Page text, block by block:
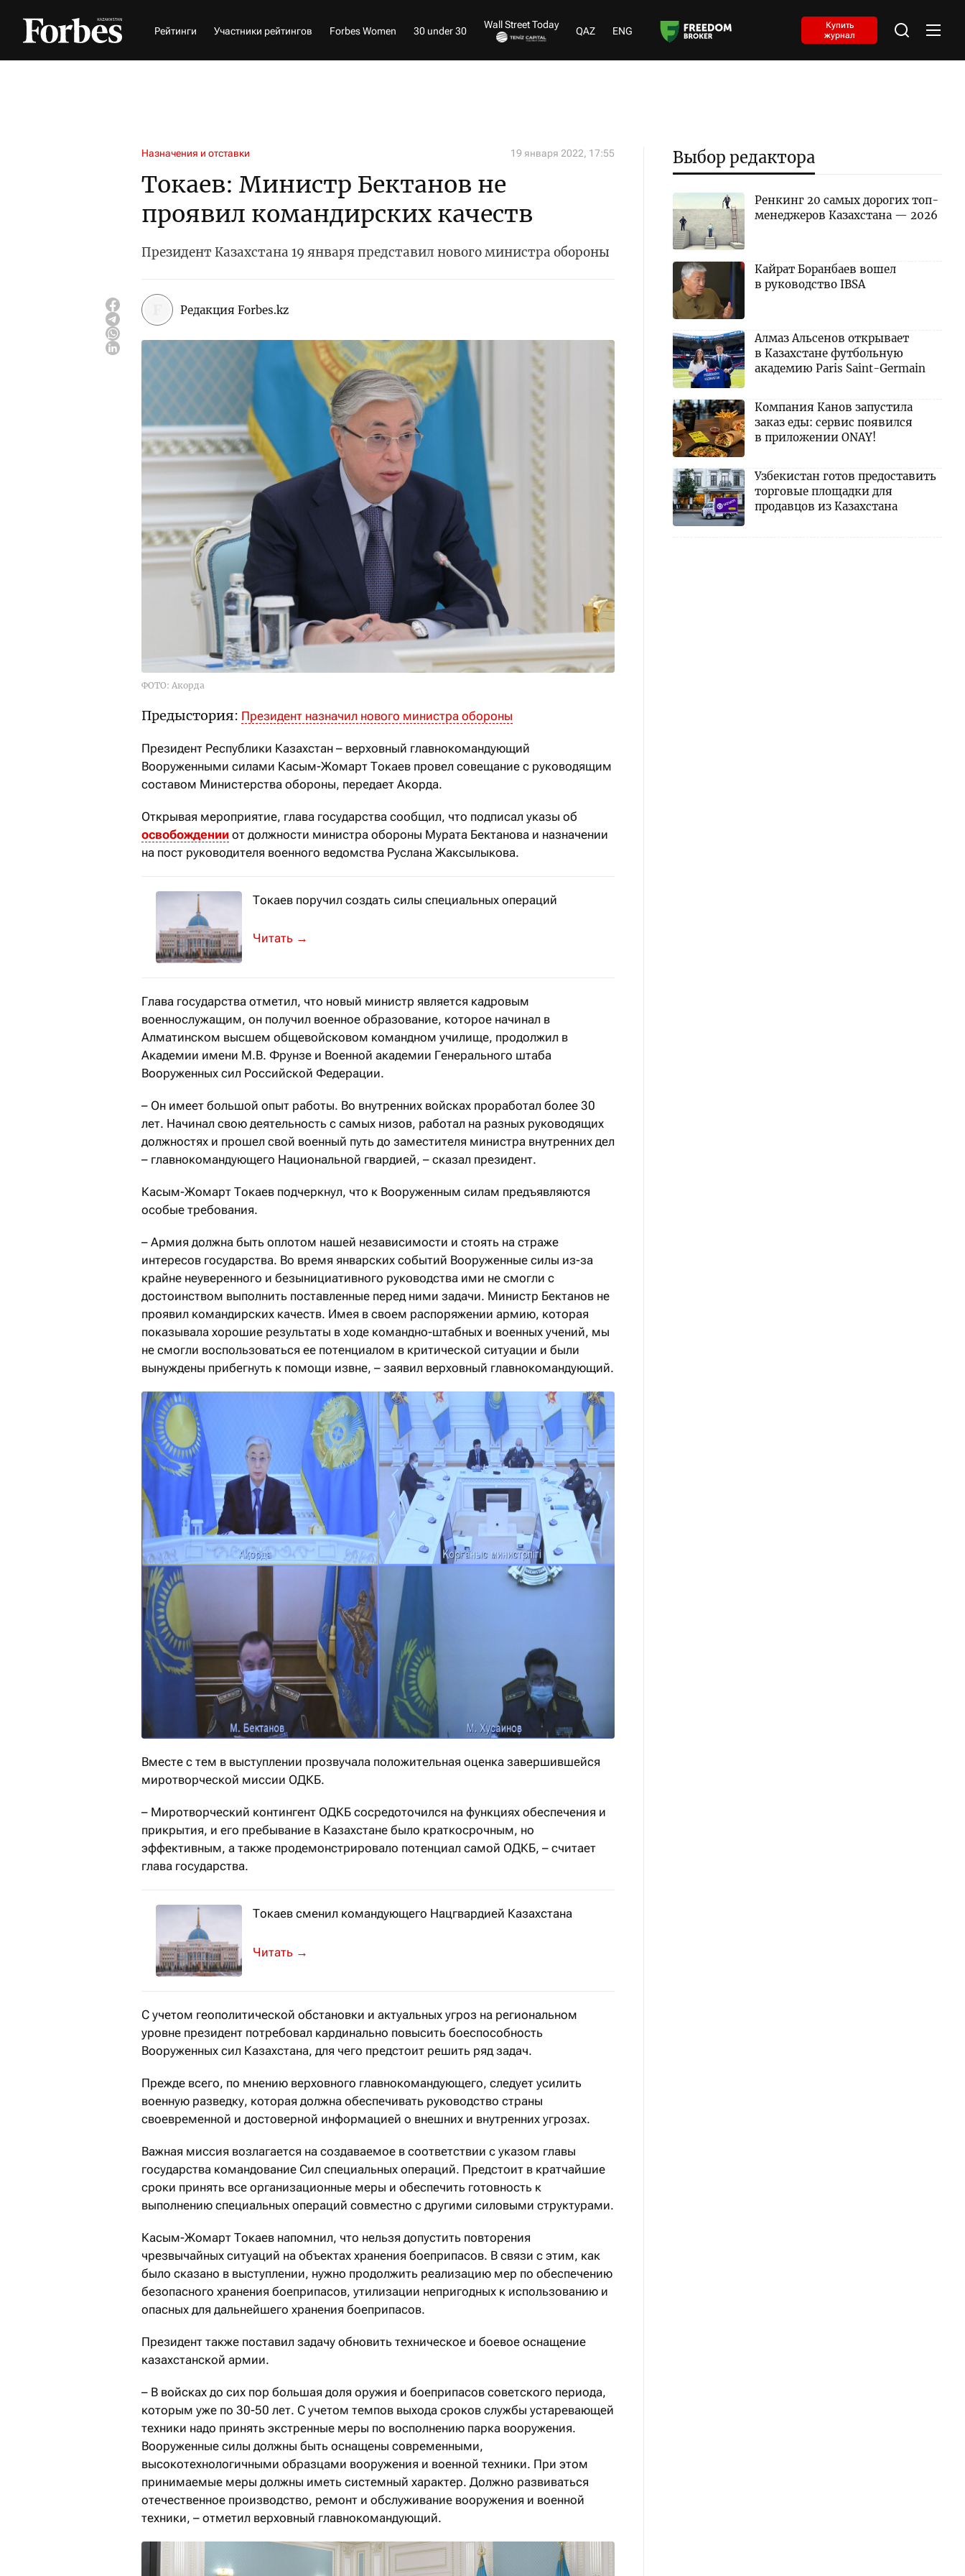
Рейтинги Участники рейтингов Forbes Women 30 under 30
Wall Street Today
QAZ ENG
Купить
журнал
Назначения и отставки 19 января 2022, 17:55
Токаев: Министр Бектанов не
проявил командирских качеств
Президент Казахстана 19 января представил нового министра обороны
Редакция Forbes.kz
ФОТО: Акорда
Предыстория: Президент назначил нового министра обороны
Президент Республики Казахстан – верховный главнокомандующий
Вооруженными силами Касым-Жомарт Токаев провел совещание с руководящим
составом Министерства обороны, передает Акорда.
Открывая мероприятие, глава государства сообщил, что подписал указы об
освобождении от должности министра обороны Мурата Бектанова и назначении
на пост руководителя военного ведомства Руслана Жаксылыкова.
Токаев поручил создать силы специальных операций
Президент Казахстана провел совещание с руководством силовых структур
→
Глава государства отметил, что новый министр является кадровым
военнослужащим, он получил военное образование, которое начинал в
Алматинском высшем общевойсковом командном училище, продолжил в
Академии имени М.В. Фрунзе и Военной академии Генерального штаба
Вооруженных сил Российской Федерации.
– Он имеет большой опыт работы. Во внутренних войсках проработал более 30
лет. Начинал свою деятельность с самых низов, работал на разных руководящих
должностях и прошел свой военный путь до заместителя министра внутренних дел
– главнокомандующего Национальной гвардией, – сказал президент.
Касым-Жомарт Токаев подчеркнул, что к Вооруженным силам предъявляются
особые требования.
– Армия должна быть оплотом нашей независимости и стоять на страже
интересов государства. Во время январских событий Вооруженные силы из-за
крайне неуверенного и безынициативного руководства ими не смогли с
достоинством выполнить поставленные перед ними задачи. Министр Бектанов не
проявил командирских качеств. Имея в своем распоряжении армию, которая
показывала хорошие результаты в ходе командно-штабных и военных учений, мы
не смогли воспользоваться ее потенциалом в критической ситуации и были
вынуждены прибегнуть к помощи извне, – заявил верховный главнокомандующий.
Вместе с тем в выступлении прозвучала положительная оценка завершившейся
миротворческой миссии ОДКБ.
– Миротворческий контингент ОДКБ сосредоточился на функциях обеспечения и
прикрытия, и его пребывание в Казахстане было краткосрочным, но
эффективным, а также продемонстрировало потенциал самой ОДКБ, – считает
глава государства.
Токаев сменил командующего Нацгвардией Казахстана
Об этом стало известно в среду, 19 января
→
С учетом геополитической обстановки и актуальных угроз на региональном
уровне президент потребовал кардинально повысить боеспособность
Вооруженных сил Казахстана, для чего предстоит решить ряд задач.
Прежде всего, по мнению верховного главнокомандующего, следует усилить
военную разведку, которая должна обеспечивать руководство страны
своевременной и достоверной информацией о внешних и внутренних угрозах.
Важная миссия возлагается на создаваемое в соответствии с указом главы
государства командование Сил специальных операций. Предстоит в кратчайшие
сроки принять все организационные меры и обеспечить готовность к
выполнению специальных операций совместно с другими силовыми структурами.
Касым-Жомарт Токаев напомнил, что нельзя допустить повторения
чрезвычайных ситуаций на объектах хранения боеприпасов. В связи с этим, как
было сказано в выступлении, нужно продолжить реализацию мер по обеспечению
безопасного хранения боеприпасов, утилизации непригодных к использованию и
опасных для дальнейшего хранения боеприпасов.
Президент также поставил задачу обновить техническое и боевое оснащение
казахстанской армии.
– В войсках до сих пор большая доля оружия и боеприпасов советского периода,
которым уже по 30-50 лет. С учетом темпов выхода сроков службы устаревающей
техники надо принять экстренные меры по восполнению парка вооружения.
Вооруженные силы должны быть оснащены современными,
высокотехнологичными образцами вооружения и военной техники. При этом
принимаемые меры должны иметь системный характер. Должно развиваться
отечественное производство, ремонт и обслуживание вооружения и военной
техники, – отметил верховный главнокомандующий.
Выбор редактора
Ренкинг 20 самых дорогих топ-
менеджеров Казахстана — 2026
Кайрат Боранбаев вошел
в руководство IBSA
Алмаз Альсенов открывает
в Казахстане футбольную
академию Paris Saint-Germain
Компания Канов запустила
заказ еды: сервис появился
в приложении ONAY!
Узбекистан готов предоставить
торговые площадки для
продавцов из Казахстана